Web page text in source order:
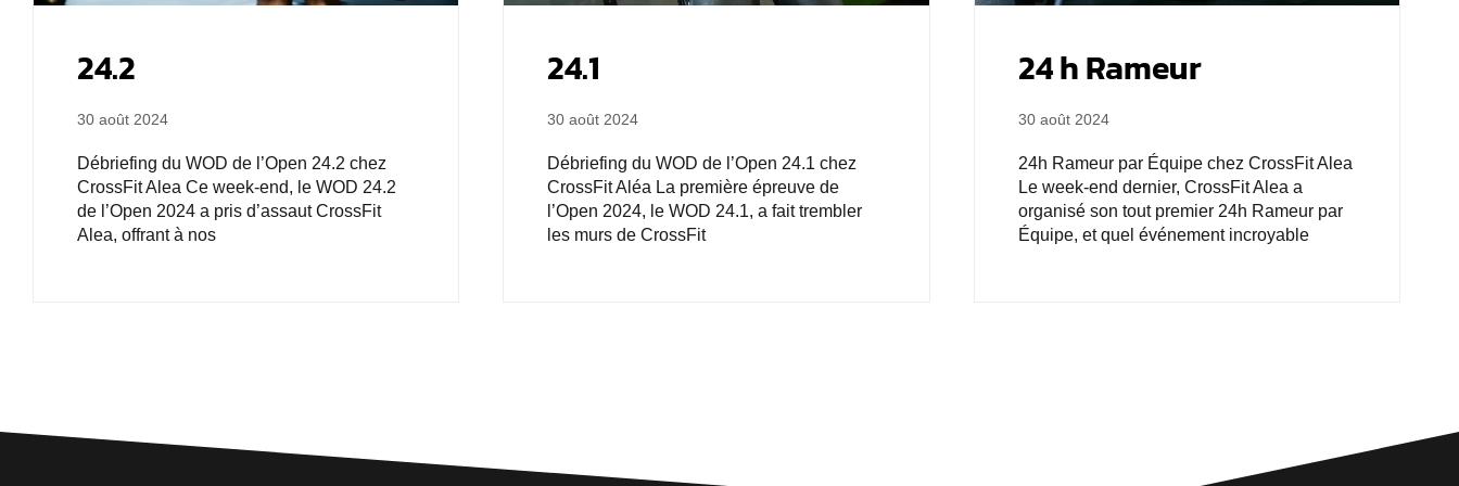
24.2
30 août 2024
Débriefing du WOD de l’Open 24.2 chez
CrossFit Alea Ce week-end, le WOD 24.2
de l’Open 2024 a pris d’assaut CrossFit
Alea, offrant à nos
24.1
30 août 2024
Débriefing du WOD de l’Open 24.1 chez
CrossFit Aléa La première épreuve de
l’Open 2024, le WOD 24.1, a fait trembler
les murs de CrossFit
24 h Rameur
30 août 2024
24h Rameur par Équipe chez CrossFit Alea
Le week-end dernier, CrossFit Alea a
organisé son tout premier 24h Rameur par
Équipe, et quel événement incroyable